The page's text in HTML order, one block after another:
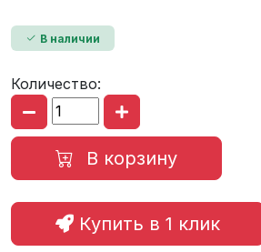
В наличии
Количество:
В корзину
Купить в 1 клик